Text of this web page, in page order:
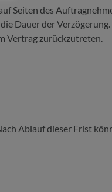
Seiten des
Dauer der
Vertrag zurückzutreten.
Ablauf dieser Frist